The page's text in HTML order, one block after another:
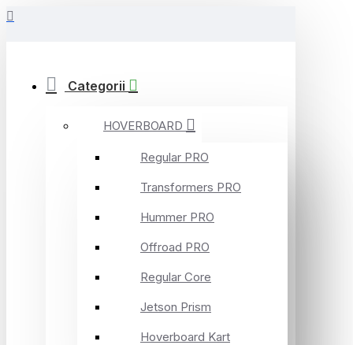
Categorii
HOVERBOARD
Regular PRO
Transformers PRO
Hummer PRO
Offroad PRO
Regular Core
Jetson Prism
Hoverboard Kart